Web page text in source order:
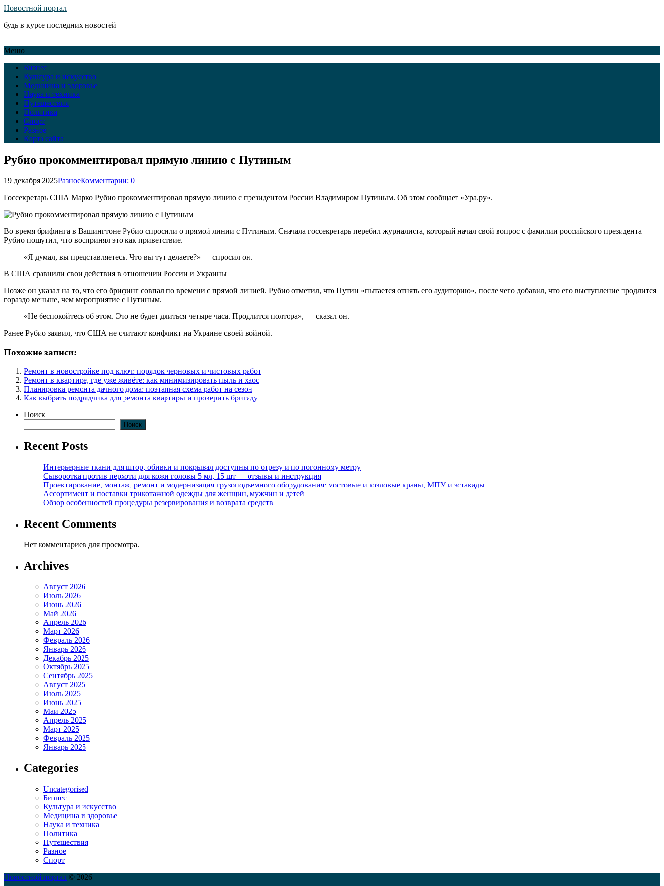
Новостной портал
будь в курсе последних новостей
Меню
Бизнес
Культура и искусство
Медицина и здоровье
Наука и техника
Путешествия
Политика
Спорт
Разное
Карта сайта
Рубио прокомментировал прямую линию с Путиным
19 декабря 2025РазноеКомментарии: 0
Госсекретарь США Марко Рубио прокомментировал прямую линию с президентом России Владимиром Путиным. Об этом сообщает «Ура.ру».
Во время брифинга в Вашингтоне Рубио спросили о прямой линии с Путиным. Сначала госсекретарь перебил журналиста, который начал свой вопрос с фамилии российского президента —
Рубио пошутил, что воспринял это как приветствие.
«Я думал, вы представляетесь. Что вы тут делаете?» — спросил он.
В США сравнили свои действия в отношении России и Украины
Позже он указал на то, что его брифинг совпал по времени с прямой линией. Рубио отметил, что Путин «пытается отнять его аудиторию», после чего добавил, что его выступление продлится
гораздо меньше, чем мероприятие с Путиным.
«Не беспокойтесь об этом. Это не будет длиться четыре часа. Продлится полтора», — сказал он.
Ранее Рубио заявил, что США не считают конфликт на Украине своей войной.
Похожие записи:
Ремонт в новостройке под ключ: порядок черновых и чистовых работ
Ремонт в квартире, где уже живёте: как минимизировать пыль и хаос
Планировка ремонта дачного дома: поэтапная схема работ на сезон
Как выбрать подрядчика для ремонта квартиры и проверить бригаду
Поиск
Поиск
Recent Posts
Интерьерные ткани для штор, обивки и покрывал доступны по отрезу и по погонному метру
Сыворотка против перхоти для кожи головы 5 мл, 15 шт — отзывы и инструкция
Проектирование, монтаж, ремонт и модернизация грузоподъемного оборудования: мостовые и козловые краны, МПУ и эстакады
Ассортимент и поставки трикотажной одежды для женщин, мужчин и детей
Обзор особенностей процедуры резервирования и возврата средств
Recent Comments
Нет комментариев для просмотра.
Archives
Август 2026
Июль 2026
Июнь 2026
Май 2026
Апрель 2026
Март 2026
Февраль 2026
Январь 2026
Декабрь 2025
Октябрь 2025
Сентябрь 2025
Август 2025
Июль 2025
Июнь 2025
Май 2025
Апрель 2025
Март 2025
Февраль 2025
Январь 2025
Categories
Uncategorised
Бизнес
Культура и искусство
Медицина и здоровье
Наука и техника
Политика
Путешествия
Разное
Спорт
Новостной портал © 2026